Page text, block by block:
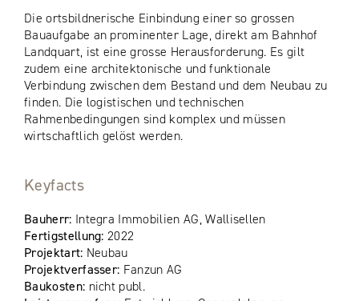
Die ortsbildnerische Einbindung einer so grossen
Bauaufgabe an prominenter Lage, direkt am Bahnhof
Landquart, ist eine grosse Herausforderung. Es gilt
zudem eine architektonische und funktionale
Verbindung zwischen dem Bestand und dem Neubau zu
finden. Die logistischen und technischen
Rahmenbedingungen sind komplex und müssen
wirtschaftlich gelöst werden.
Keyfacts
Bauherr: Integra Immobilien AG, Wallisellen
Fertigstellung:2022
Projektart: Neubau
Projektverfasser: Fanzun AG
Baukosten: nicht publ.